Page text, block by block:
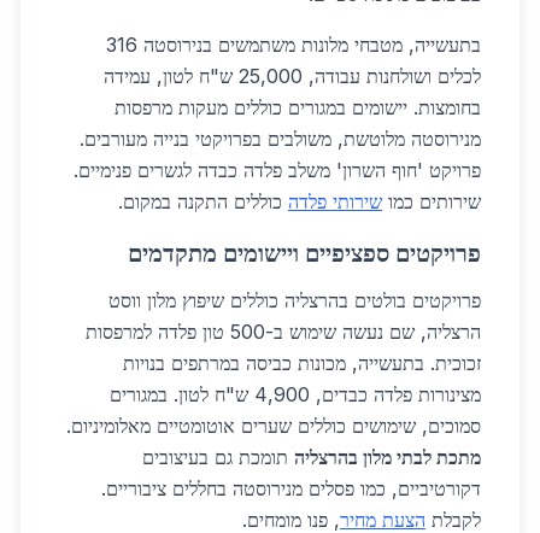
בתעשייה, מטבחי מלונות משתמשים בנירוסטה 316
לכלים ושולחנות עבודה, 25,000 ש"ח לטון, עמידה
בחומצות. יישומים במגורים כוללים מעקות מרפסות
מנירוסטה מלוטשת, משולבים בפרויקטי בנייה מעורבים.
פרויקט 'חוף השרון' משלב פלדה כבדה לגשרים פנימיים.
שירותים כמו שירותי פלדה כוללים התקנה במקום.
פרויקטים ספציפיים ויישומים מתקדמים
פרויקטים בולטים בהרצליה כוללים שיפוץ מלון ווסט
הרצליה, שם נעשה שימוש ב-500 טון פלדה למרפסות
זכוכית. בתעשייה, מכונות כביסה במרתפים בנויות
מצינורות פלדה כבדים, 4,900 ש"ח לטון. במגורים
סמוכים, שימושים כוללים שערים אוטומטיים מאלומיניום.
מתכת לבתי מלון בהרצליה תומכת גם בעיצובים
דקורטיביים, כמו פסלים מנירוסטה בחללים ציבוריים.
לקבלת הצעת מחיר, פנו מומחים.